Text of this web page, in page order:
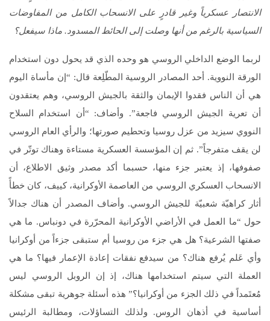
الانتصار عسكرياً وغير قادرٍ على الانسحاب الكامل من المفاوضات
السياسية بالرغم من أنها وصلت إلى الحائط المسدود. ماذا سيفعل؟
لربما الوضع الداخلي الروسي هو وحده الذي قد يحول دون استخدام
الورقة النووية. أحد المصادر الروسية المطّلِعة قال: “إن مأساة اليوم
هي أن الناس فقدوا الإيمان والثقة بالجيش الروسي، وهم يعتقدون
أن تعرية الجيش الروسي فاجعة”. وأضاف: “أن استخدام السلاح
النووي سيزيد من عزل روسيا وتحطيم صورتها؛ والرأي العام الروسي
لن يقف متفرجاً”. ثم إن المؤسسة العسكرية مستاءة وهناك توتّر في
صفوفها، إذ يعتبر جزء منها، حسبما أكد مصدر وثيق الاطلاع، أن
الانسحاب العسكري الروسي من العاصمة الأوكرانية، كييف، كان خطأً
أثار كراهيّة شعبيّة للجيش الروسي. وأضاف المصدر أن هناك جدالاً
حول “ما العمل في الأراضي الأوكرانية المحرّرة في دونباس. ما هي
صفتها الشرعية؟ هل هي جزء من روسيا أم ستبقى جزءاً من أوكرانيا
وأي عَلم يُرفع هناك؟ من سيدفع نفقات إعادة الإعمار فيها؟ ما هي
العملة التي سيتم استخدامها هناك، إذ إن الروبل الروسي ليس
مُعتَمداً في ذلك الجزء من أوكرانيا؟” هذه أسئلة جوهرية تبقى مشكلة
أساسية في أذهان الروس. ولذلك التساؤلات، ومطالبة الرئيس